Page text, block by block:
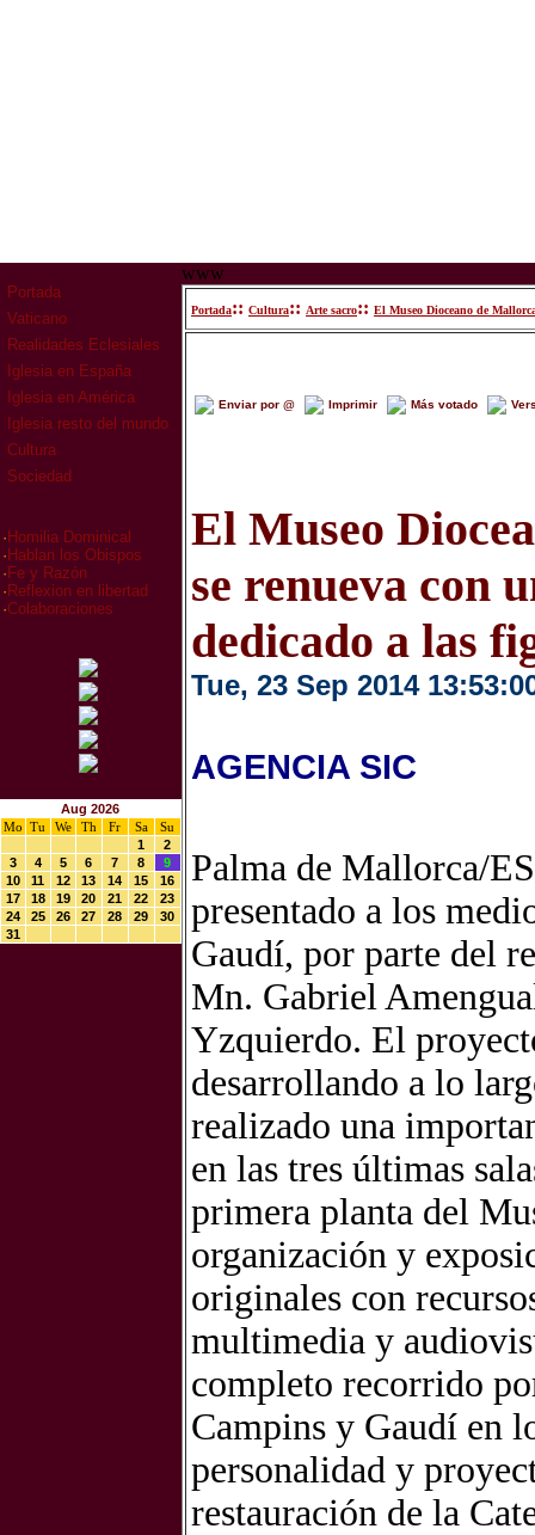
Portada
Vaticano
Realidades Eclesiales
Iglesia en España
Iglesia en América
Iglesia resto del mundo
Cultura
Sociedad
· Homilia Dominical
· Hablan los Obispos
· Fe y Razón
· Reflexion en libertad
·Colaboraciones
Aug 2026
Mo
Tu We Th Fr Sa
Su
1
2
3
4 5 6 7 8
9
10
11 12 13 14 15
16
17
18 19 20 21 22
23
24
25 26 27 28 29
30
31
www
Portada:: Cultura:: Arte sacro:: El Museo Dioceano de
Enviar por @ Imprimir Más votado
El Museo
se renueva con
dedicado a las
Tue, 23 Sep 2014
AGENCIA SIC
Palma de Mallorca/
presentado a los
Gaudí, por parte del
Mn. Gabriel
Yzquierdo. El
desarrollando a lo
realizado una
en las tres últimas
primera planta del
organización y
originales con
multimedia y
completo recorrido
Campins y Gaudí en
personalidad y
restauración de la